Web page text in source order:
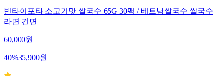
빈타이포타 소고기맛 쌀국수 65G 30팩 / 베트남쌀국수 쌀국수
라면 건면
60,000원
40%35,900원